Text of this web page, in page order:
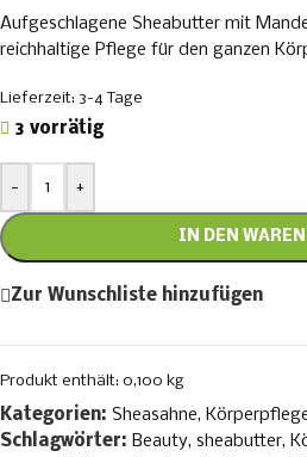
Aufgeschlagene Sheabutter mit
reichhaltige Pflege für den ganzen
Lieferzeit: 3-4 Tage
3 vorrätig
- +
IN DEN
Zur Wunschliste hinzufügen
Produkt enthält: 0,100 kg
Kategorien: Sheasahne,
Schlagwörter: Beauty, sheabutter,